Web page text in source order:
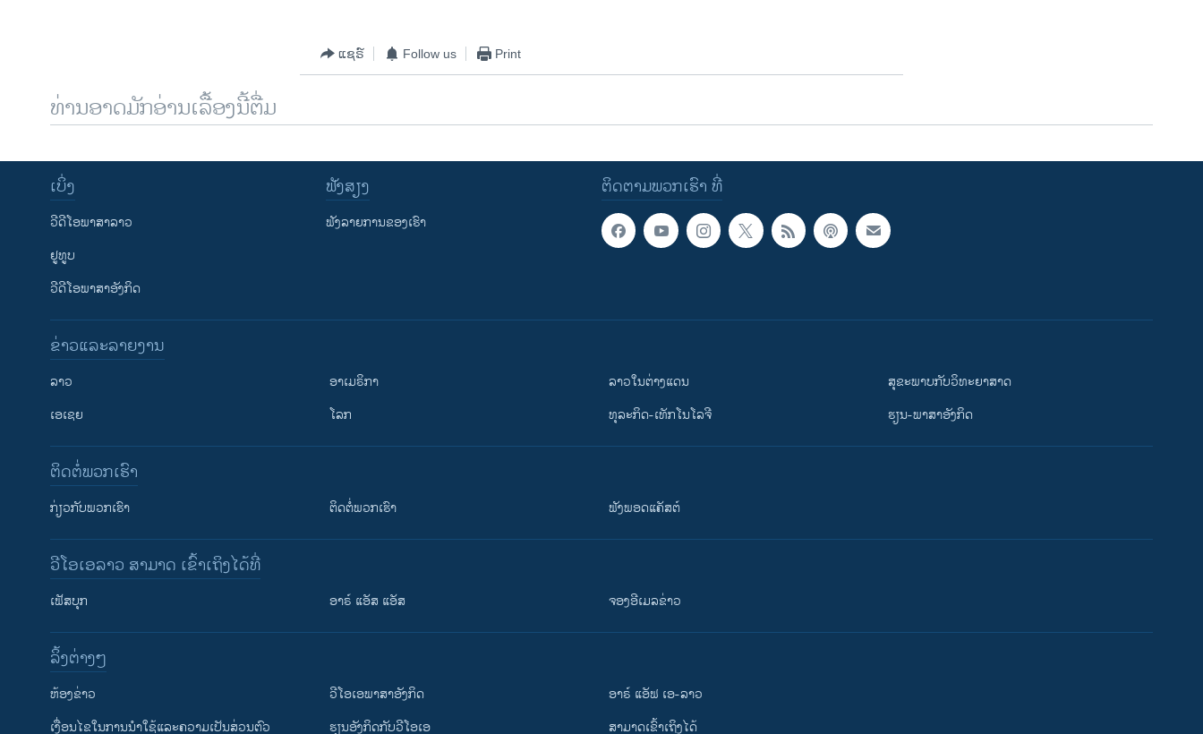
ຕິດຕາມພວກເຮົາ ທີ່
ແຊຣ໌ Follow us Print
ທ່ານອາດມັກອ່ານເລື້ອງນີ້ຕື່ມ
ຕິດຕາມພວກເຮົາ ທີ່
ເບິ່ງ
ວີດີໂອພາສາລາວ
ຢູທູບ
ວີດີໂອພາສາອັງກິດ
ຟັງສຽງ
ຟັງລາຍການຂອງເຮົາ
ຂ່າວແລະລາຍງານ
ລາວ
ເອເຊຍ
ອາເມຣິກາ
ໂລກ
ລາວໃນຕ່າງແດນ
ທຸລະກິດ-ເທັກໂນໂລຈີ
ສຸຂະພາບກັບວິທະຍາສາດ
ຮຽນ-ພາສາອັງກິດ
ຕິດຕໍ່ພວກເຮົາ
ກ່ຽວກັບພວກເຮົາ ຕິດຕໍ່ພວກເຮົາ ຟັງພອດແຄັສຕ໌
ວີໂອເອລາວ ສາມາດ ເຂົ້າເຖິງໄດ້ທີ່
ເຟັສບຸກ ອາຣ໌ ແອັສ ແອັສ ຈອງອີເມລຂ່າວ
​ລິ້ງ​ຕ່າງໆ
​ຫ້ອງ​ຂ່າວ
​ເງື່ອນ​ໄຂ​ໃນ​ການ​ນຳ​ໃຊ້​ແລະຄວາມ​ເປັນ​ສ່​ວນ​ຕົວ
ວີ​ໂອ​ເອ​ພາ​ສາ​ອັງ​ກິດ
​ຮຽນ​ອັງ​ກິດ​ກັບ​ວີ​ໂອ​ເອ
ອາຣ໌ ແອັຟ ເອ-ລາວ
ສາມາດເຂົ້າເຖິງໄດ້